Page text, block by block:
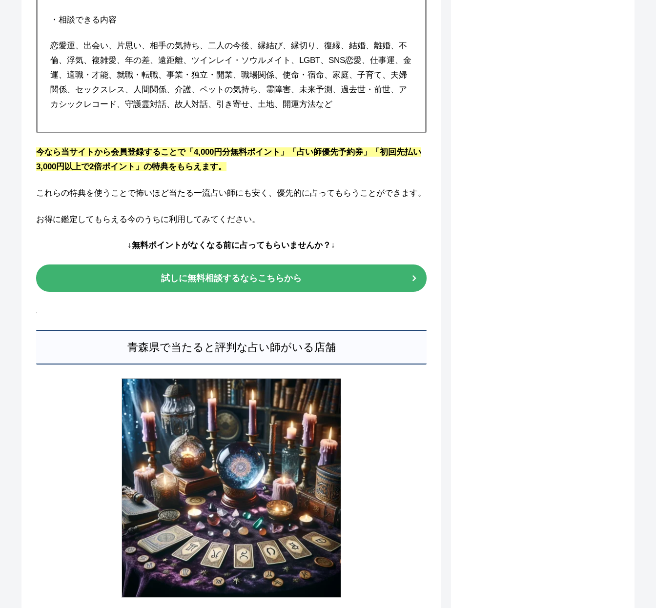
・相談できる内容
恋愛運、出会い、片思い、相手の気持ち、二人の今後、縁結び、縁切り、復縁、結婚、離婚、不
倫、浮気、複雑愛、年の差、遠距離、ツインレイ・ソウルメイト、LGBT、SNS恋愛、仕事運、金
運、適職・才能、就職・転職、事業・独立・開業、職場関係、使命・宿命、家庭、子育て、夫婦
関係、セックスレス、人間関係、介護、ペットの気持ち、霊障害、未来予測、過去世・前世、ア
カシックレコード、守護霊対話、故人対話、引き寄せ、土地、開運方法など
今なら当サイトから会員登録することで「4,000円分無料ポイント」「占い師優先予約券」「初回先払い
3,000円以上で2倍ポイント」の特典をもらえます。
これらの特典を使うことで怖いほど当たる一流占い師にも安く、優先的に占ってもらうことができます。
お得に鑑定してもらえる今のうちに利用してみてください。
↓無料ポイントがなくなる前に占ってもらいませんか？↓
試しに無料相談するならこちらから
青森県で当たると評判な占い師がいる店舗